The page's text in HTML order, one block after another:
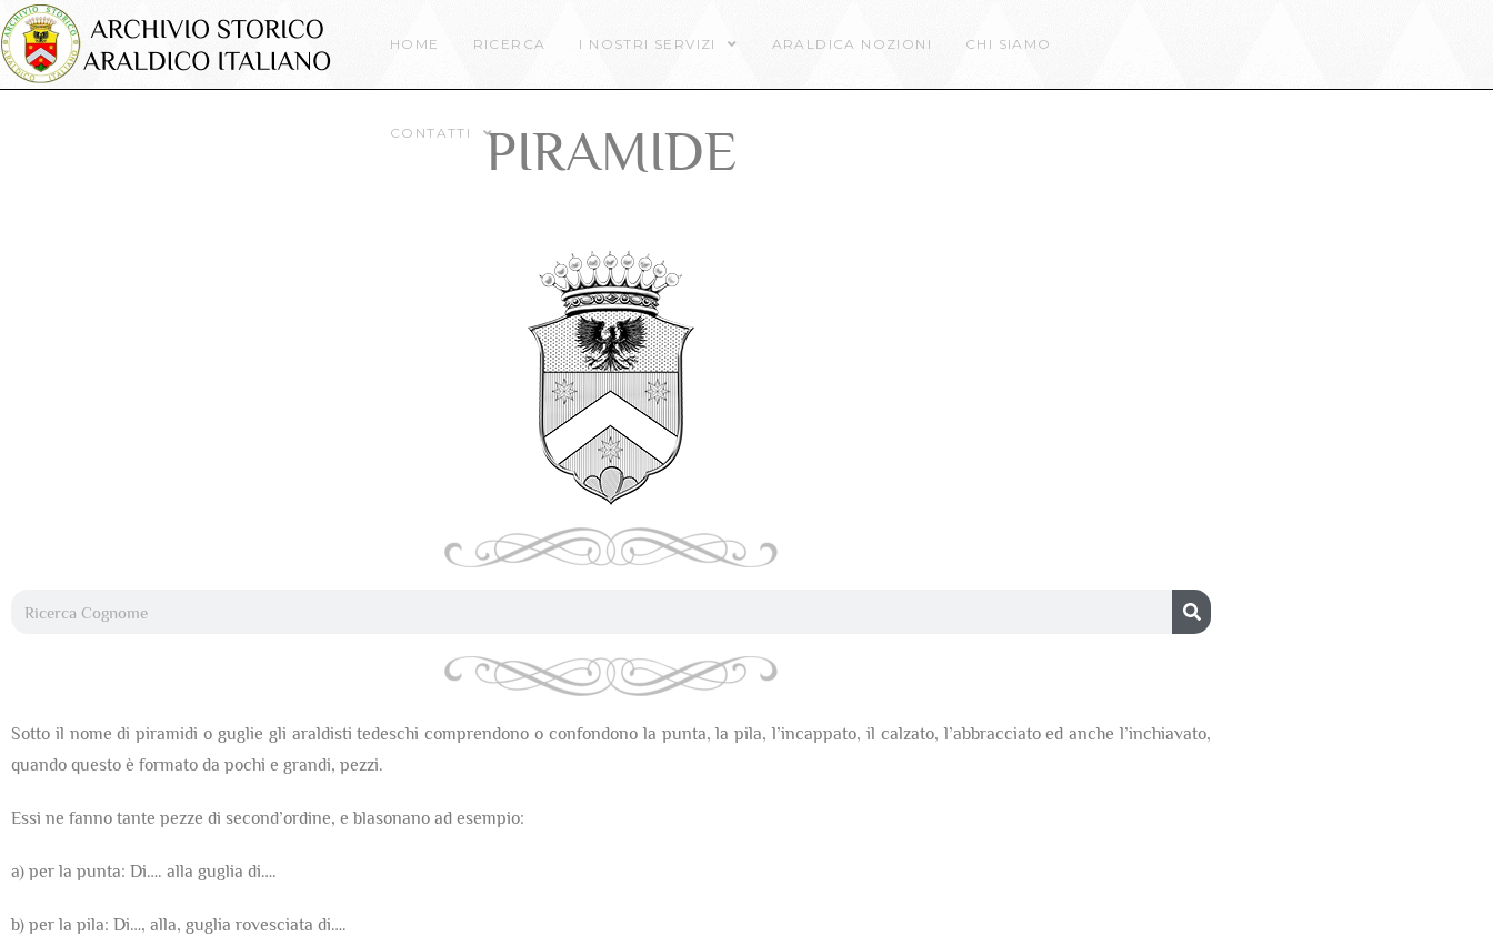
HOME RICERCA I NOSTRI SERVIZI ARALDICA NOZIONI CHI SIAMO
CONTATTI PIRAMIDE
Sotto il nome di piramidi o guglie gli araldisti tedeschi comprendono o confondono la punta, la pila, l’incappato, il calzato, l’abbracciato ed anche l’inchiavato,
quando questo è formato da pochi e grandi, pezzi.
Essi ne fanno tante pezze di second’ordine, e blasonano ad esempio:
a) per la punta: Di…. alla guglia di….
b) per la pila: Di…, alla, guglia rovesciata di….